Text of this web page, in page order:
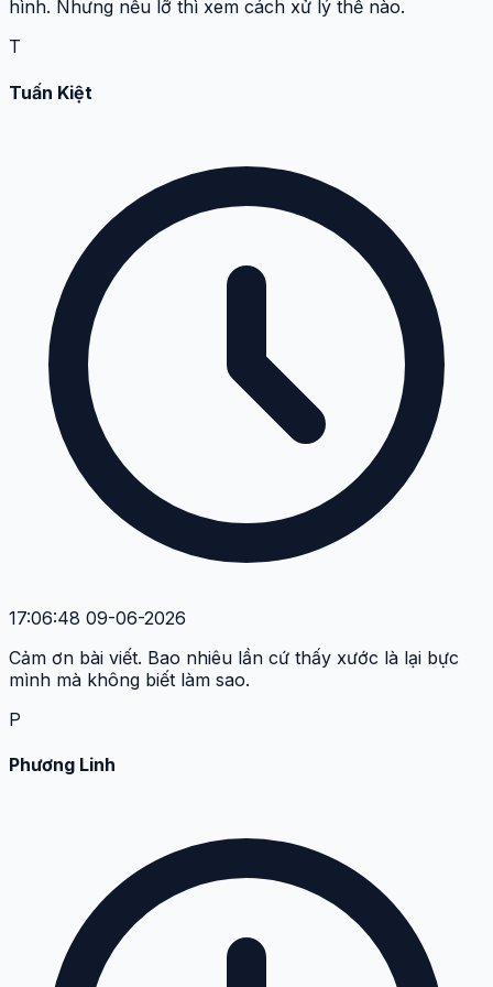
hình. Nhưng nếu lỡ thì xem cách xử lý thế nào.
T
Tuấn Kiệt
17:06:48 09-06-2026
Cảm ơn bài viết. Bao nhiêu lần cứ thấy xước là lại bực
mình mà không biết làm sao.
P
Phương Linh